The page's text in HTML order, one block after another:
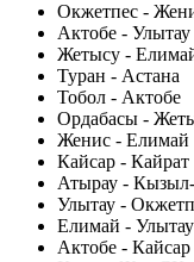
Окжетпес -
Актобе - Улытау
Жетысу -
Туран - Астана
Тобол - Актобе
Ордабасы -
Женис - Елимай
Кайсар - Кайрат
Атырау -
Улытау -
Елимай - Улытау
Актобе - Кайсар